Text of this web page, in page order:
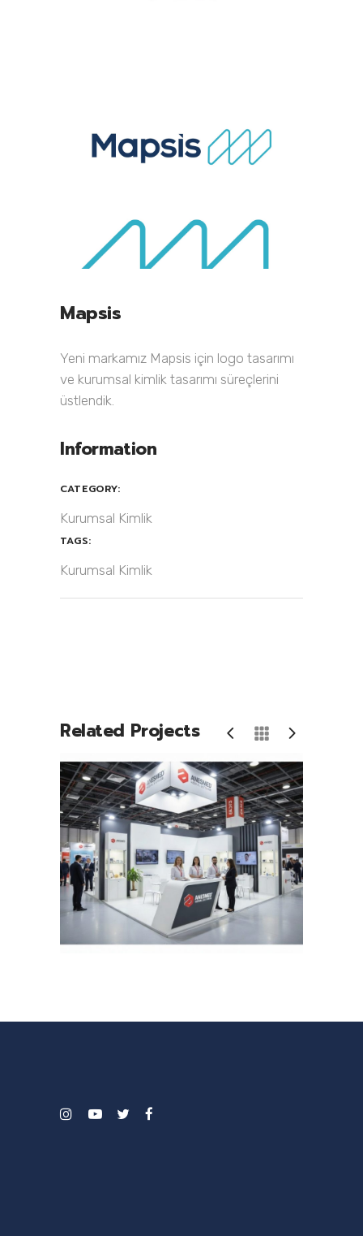
Mapsis
Yeni markamız Mapsis için logo tasarımı
ve kurumsal kimlik tasarımı süreçlerini
üstlendik.
Information
CATEGORY:
Kurumsal Kimlik
TAGS:
Kurumsal Kimlik
Related Projects
Anesmed